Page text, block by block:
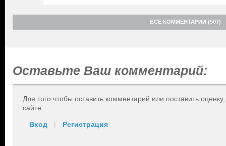
ВСЕ КОММЕНТАРИИ (507)
Оставьте Ваш комментарий:
Для того чтобы оставить комментарий или поставить
сайте.
Вход | Регистрация